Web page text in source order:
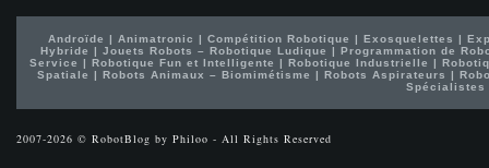
Androïde | Animatronic | Compétition Robotique | Exosquelettes |
Hybride |Jouets Robots – Robotique Ludique |Programmation de
Service | Robotique Fun et Intelligente | Robotique Industrielle |
Spatiale | Robots Animaux – Biomimétisme | Robots Aspirateurs |
Spécialistes
2007-2026 © RobotBlog by Philoo - All Rights Reserved